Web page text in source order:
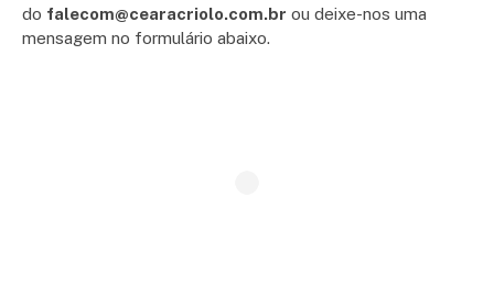
do falecom@cearacriolo.com.br ou deixe-nos uma
mensagem no formulário abaixo.